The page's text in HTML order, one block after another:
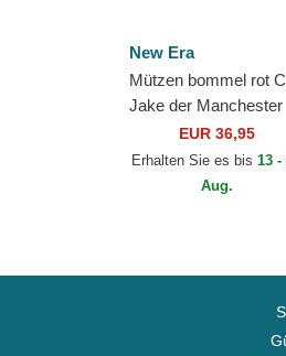
New Era
Mützen bommel rot
Jake der Manchester
United Football Club
Premier League von
EUR 36,95
Erhalten Sie es bis13 -
Aug.